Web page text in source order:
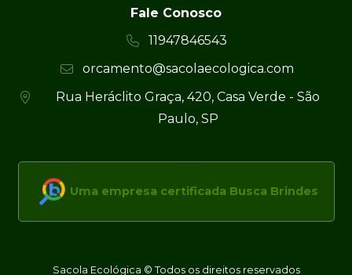
Fale Conosco
11947846543
orcamento@sacolaecologica.com
Rua Heráclito Graça, 420, Casa Verde - São
Paulo, SP
Uma empresa certificada Busca Brindes
Sacola Ecológica © Todos os direitos reservados